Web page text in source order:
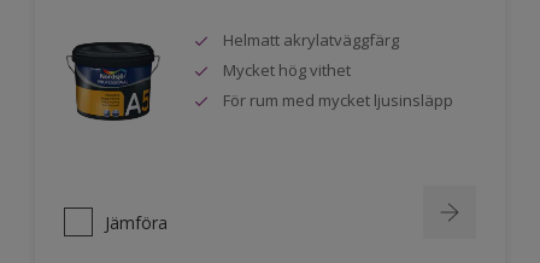
Helmatt akrylatväggfärg
Mycket hög vithet
För rum med mycket ljusinsläpp
Jämföra